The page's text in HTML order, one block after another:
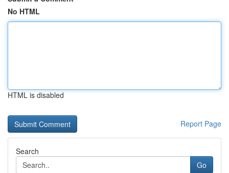
No HTML
HTML is disabled
Report Page
Search
Go